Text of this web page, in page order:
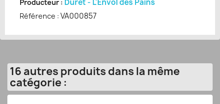
Producteur : Duret - L'Envol des Pains
Référence : VA000857
16 autres produits dans la même
catégorie :